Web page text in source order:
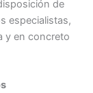
de
especialistas,
y en concreto